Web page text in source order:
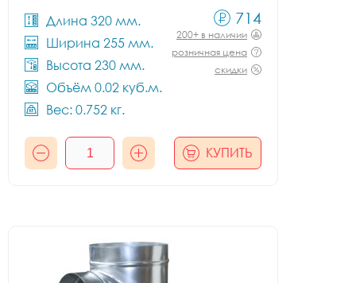
Длина 320 мм.
Ширина 255 мм.
Высота 230 мм.
Объём 0.02 куб.м.
Вес: 0.752 кг.
714
200+ в наличии
розничная цена
скидки
КУПИТЬ